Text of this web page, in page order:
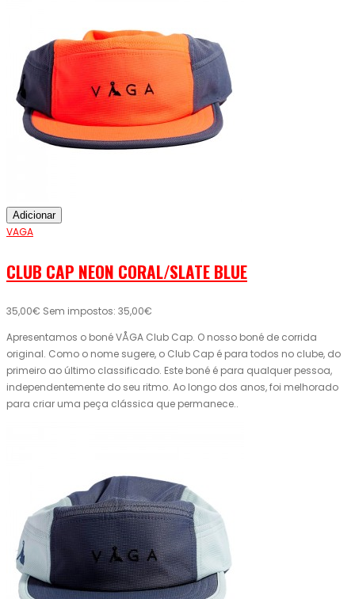
Adicionar
VAGA
CLUB CAP NEON CORAL/SLATE BLUE
35,00€ Sem impostos: 35,00€
Apresentamos o boné VÅGA Club Cap. O nosso boné de corrida
original. Como o nome sugere, o Club Cap é para todos no clube, do
primeiro ao último classificado. Este boné é para qualquer pessoa,
independentemente do seu ritmo. Ao longo dos anos, foi melhorado
para criar uma peça clássica que permanece..